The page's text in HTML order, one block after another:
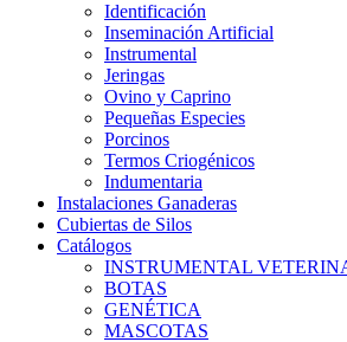
Identificación
Inseminación Artificial
Instrumental
Jeringas
Ovino y Caprino
Pequeñas Especies
Porcinos
Termos Criogénicos
Indumentaria
Instalaciones Ganaderas
Cubiertas de Silos
Catálogos
INSTRUMENTAL
BOTAS
GENÉTICA
MASCOTAS